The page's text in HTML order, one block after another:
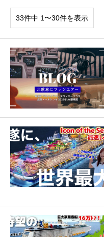
33件中 1〜30件を表示